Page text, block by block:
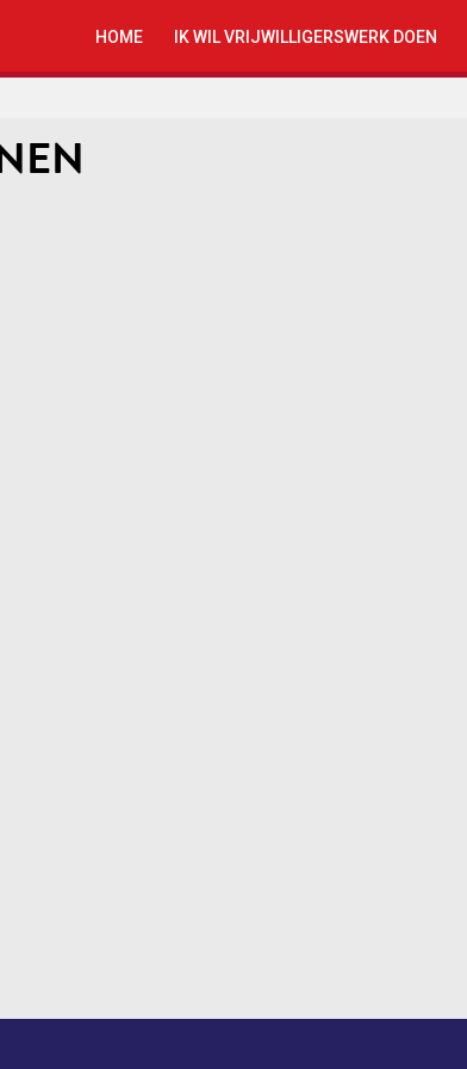
HOME IK WIL VRIJWILLIGERSWERK DOEN